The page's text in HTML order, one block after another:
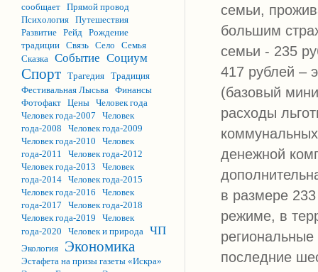
сообщает Прямой провод
Психология Путешествия
Развитие Рейд Рождение
традиции Связь Село
Семья
Сказка Событие Социум
Спорт Трагедия Традиция
Фестивальная Лысьва Финансы
Фотофакт Цены Человек года
Человек года-2007
Человек
года-2008
Человек года-2009
Человек года-2010
Человек
года-2011
Человек года-2012
Человек года-2013
Человек
года-2014 Человек года-2015
Человек года-2016
Человек
года-2017
Человек года-2018
Человек года-2019
Человек
года-2020
Человек и природа ЧП
Экология Экономика
Эстафета на призы газеты «Искра»
семьи,
большим
семьи - 235
417 рублей –
(базовый
расходы
денежной
в размере
режиме, в
региональные
последние